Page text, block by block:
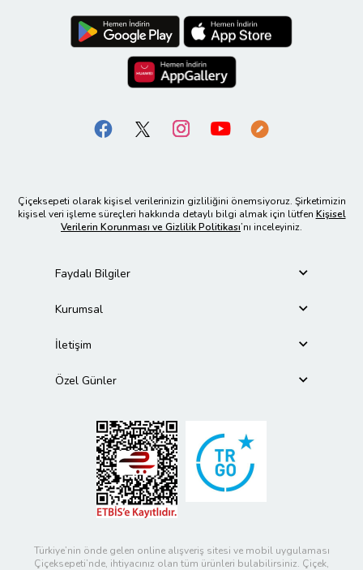
Çiçeksepeti olarak kişisel verilerinizin gizliliğini önemsiyoruz. Şirketimizin
kişisel veri işleme süreçleri hakkında detaylı bilgi almak için lütfen Kişisel
Verilerin Korunması ve Gizlilik Politikası’nı inceleyiniz.
Faydalı Bilgiler
Kurumsal
İletişim
Özel Günler
Türkiye’nin önde gelen online alışveriş sitesi ve mobil uygulaması
Çiçeksepeti’nde, ihtiyacınız olan tüm ürünleri bulabilirsiniz. Çiçek,